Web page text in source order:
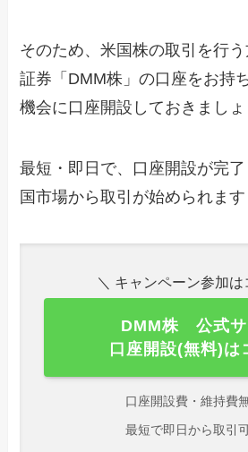
そのため、米国株の取引を行
証券「DMM株」の口座をお持
機会に口座開設しておきましょ
最短・即日で、口座開設が完
国市場から取引が始められます
＼ キャンペーン参加は
DMM株 公式サ
口座開設(無料)は
口座開設費・維持費
最短で即日から取引